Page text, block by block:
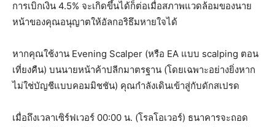
การเบิกเงิน 4.5% จะเกิดขึ้นได้ก็ต่อเมื่อสภาพแวดล้อมของนาย
หน้าของคุณอนุญาตให้อัลกอริธึมหายใจได้
หากคุณใช้งาน Evening Scalper (หรือ EA แบบ scalping ตอน
เที่ยงคืน) บนนายหน้าค้าปลีกมาตรฐาน (โดยเฉพาะอย่างยิ่งหาก
ไม่ใช่บัญชีแบบคอมมิชชัน) คุณกำลังเดินเข้าสู่กับดักสเปรด
เมื่อถึงเวลาเซิร์ฟเวอร์ 00:00 น. (โรลโอเวอร์) ธนาคารจะถอด